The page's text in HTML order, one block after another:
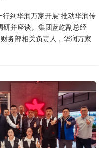
到华润万家开展“推动华润传
研并座谈。集团蓝屹副总经
务部相关负责人，华润万家